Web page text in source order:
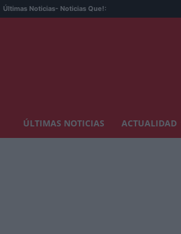
Últimas Noticias- Noticias Que!:
ÚLTIMAS NOTICIAS ACTUALIDAD